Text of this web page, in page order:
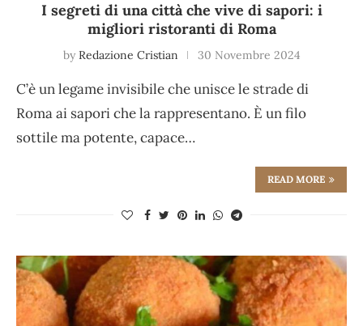
I segreti di una città che vive di sapori: i
migliori ristoranti di Roma
by Redazione Cristian 30 Novembre 2024
C’è un legame invisibile che unisce le strade di
Roma ai sapori che la rappresentano. È un filo
sottile ma potente, capace…
READ MORE